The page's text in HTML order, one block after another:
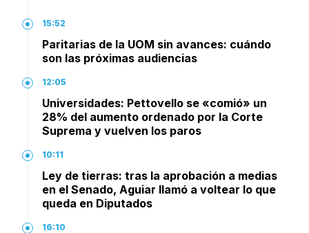
15:52
Paritarias de la UOM sin avances: cuándo
son las próximas audiencias
12:05
Universidades: Pettovello se «comió» un
28% del aumento ordenado por la Corte
Suprema y vuelven los paros
10:11
Ley de tierras: tras la aprobación a medias
en el Senado, Aguiar llamó a voltear lo que
queda en Diputados
16:10